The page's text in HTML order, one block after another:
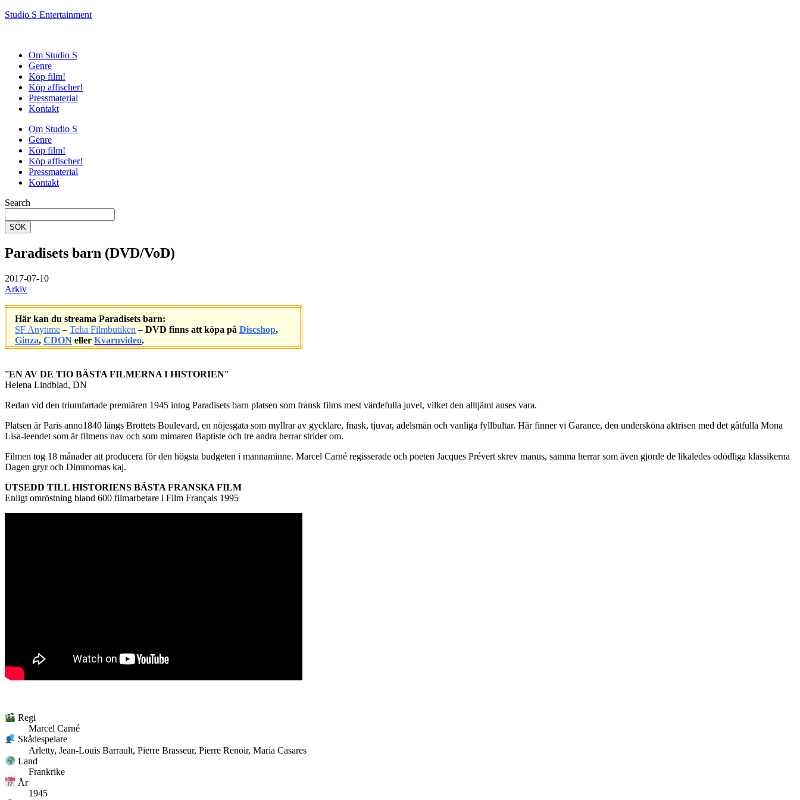
Studio S Entertainment
Om Studio S
Genre
Köp film!
Köp affischer!
Pressmaterial
Kontakt
Om Studio S
Genre
Köp film!
Köp affischer!
Pressmaterial
Kontakt
Search
SÖK
Paradisets barn (DVD/VoD)
2017-07-10
Arkiv
Här kan du streama Paradisets barn:
SF Anytime – Telia Filmbutiken – DVD finns att köpa på Discshop,
Ginza, CDON eller Kvarnvideo.
”EN AV DE TIO BÄSTA FILMERNA I HISTORIEN”
Helena Lindblad, DN
Redan vid den triumfartade premiären 1945 intog Paradisets barn platsen som fransk films mest värdefulla juvel, vilket den alltjämt anses vara.
Platsen är Paris anno1840 längs Brottets Boulevard, en nöjesgata som myllrar av gycklare, fnask, tjuvar, adelsmän och vanliga fyllbultar. Här finner vi Garance, den undersköna aktrisen med det gåtfulla Mona
Lisa-leendet som är filmens nav och som mimaren Baptiste och tre andra herrar strider om.
Filmen tog 18 månader att producera för den högsta budgeten i mannaminne. Marcel Carné regisserade och poeten Jacques Prévert skrev manus, samma herrar som även gjorde de likaledes odödliga klassikerna
Dagen gryr och Dimmornas kaj.
UTSEDD TILL HISTORIENS BÄSTA FRANSKA FILM
Enligt omröstning bland 600 filmarbetare i Film Français 1995
Regi
Marcel Carné
Skådespelare
Arletty, Jean-Louis Barrault, Pierre Brasseur, Pierre Renoir, Maria Casares
Land
Frankrike
År
1945